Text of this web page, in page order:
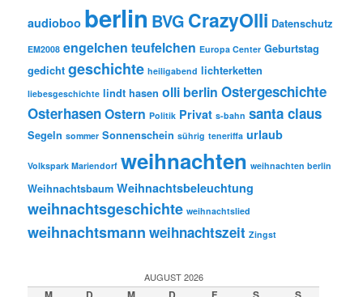
audioboo berlin BVG CrazyOlli Datenschutz
EM2008 engelchen teufelchen Europa Center Geburtstag
gedicht geschichte heiligabend lichterketten
liebesgeschichte lindt hasen olli berlin Ostergeschichte
OsterhasenOstern Politik Privat s-bahn santa claus
Segeln sommer Sonnenschein sührig teneriffa urlaub
Volkspark Mariendorf weihnachten weihnachten berlin
Weihnachtsbaum Weihnachtsbeleuchtung
weihnachtsgeschichte weihnachtslied
weihnachtsmann weihnachtszeit Zingst
AUGUST 2026